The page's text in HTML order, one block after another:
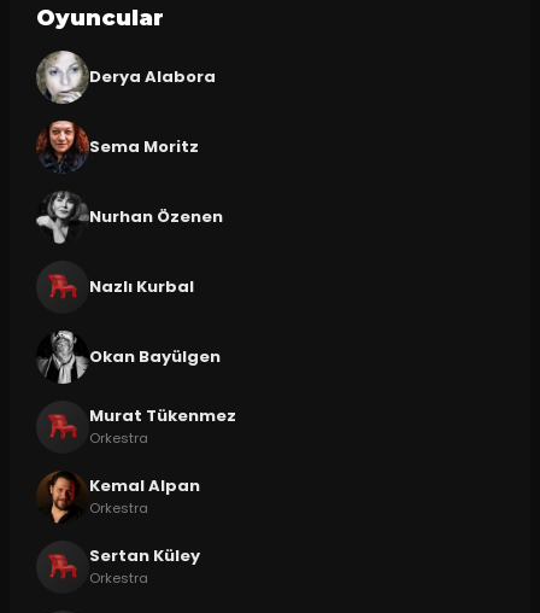
Oyuncular
Derya Alabora
Sema Moritz
Nurhan Özenen
Nazlı Kurbal
Okan Bayülgen
Murat Tükenmez
Orkestra
Kemal Alpan
Orkestra
Sertan Küley
Orkestra